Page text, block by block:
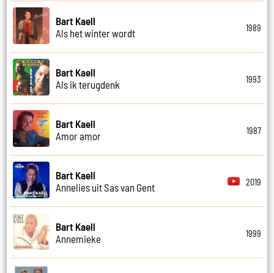
Bart Kaell
Als het winter wordt
1989
Bart Kaell
Als ik terugdenk
1993
Bart Kaell
Amor amor
1987
Bart Kaell
Annelies uit Sas van Gent
2019
Bart Kaell
Annemieke
1999